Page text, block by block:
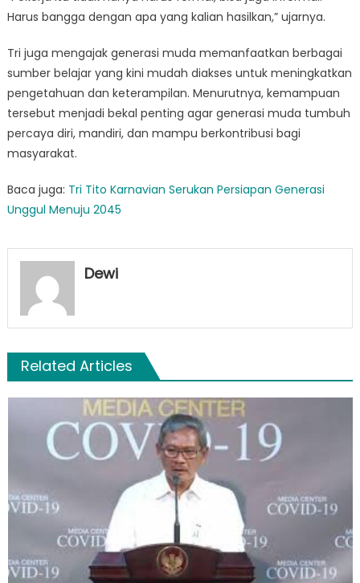
Harus bangga dengan apa yang kalian hasilkan,” ujarnya.
Tri juga mengajak generasi muda memanfaatkan berbagai
sumber belajar yang kini mudah diakses untuk meningkatkan
pengetahuan dan keterampilan. Menurutnya, kemampuan
tersebut menjadi bekal penting agar generasi muda tumbuh
percaya diri, mandiri, dan mampu berkontribusi bagi
masyarakat.
Baca juga: Tri Tito Karnavian Serukan Persiapan Generasi
Unggul Menuju 2045
Dewi
Related Articles